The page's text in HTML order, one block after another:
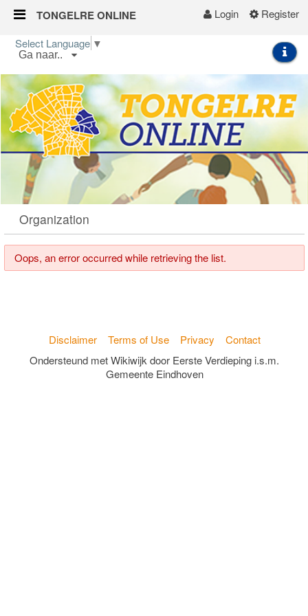
Skip to Content
Login Register
TONGELRE ONLINE
Start
Wijkgids
Kalender
Nieuws
Groepen
Ga naar..
Organization
Oops, an error occurred while retrieving the list.
Disclaimer Terms of Use Privacy
Contact
Ondersteund met Wikiwijk door Eerste Verdieping i.s.m.
Gemeente Eindhoven
Select Language ▼